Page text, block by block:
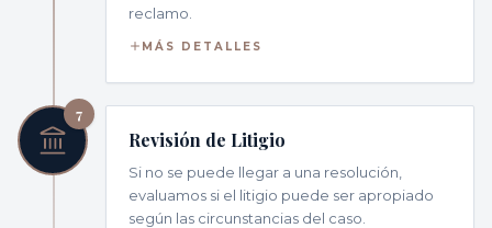
reclamo.
MÁS DETALLES
7
Revisión de Litigio
Si no se puede llegar a una resolución,
evaluamos si el litigio puede ser apropiado
según las circunstancias del caso.